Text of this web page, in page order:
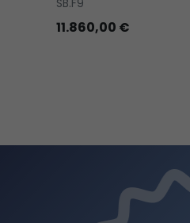
SB.F9
11.860,00 €